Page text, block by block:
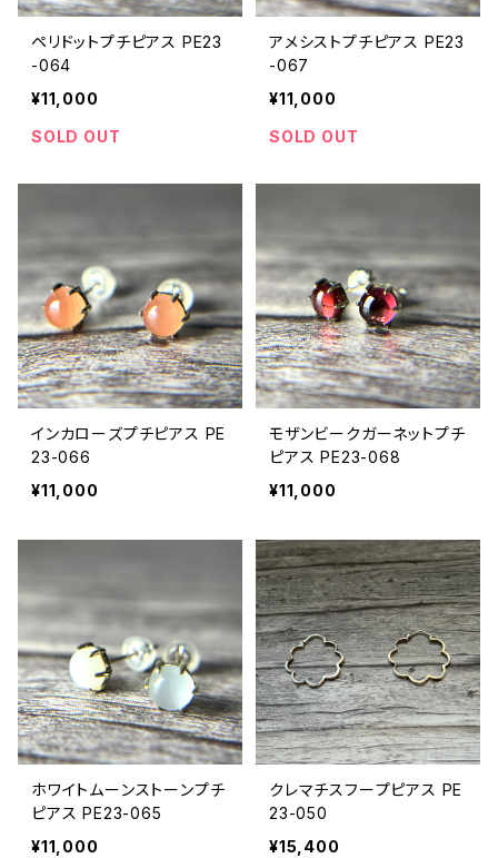
ペリドットプチピアス PE23
-064
¥11,000
SOLD OUT
アメシストプチピアス PE23
-067
¥11,000
SOLD OUT
インカローズプチピアス PE
23-066
¥11,000
モザンビークガーネットプチ
ピアス PE23-068
¥11,000
ホワイトムーンストーンプチ
ピアス PE23-065
¥11,000
クレマチスフープピアス PE
23-050
¥15,400